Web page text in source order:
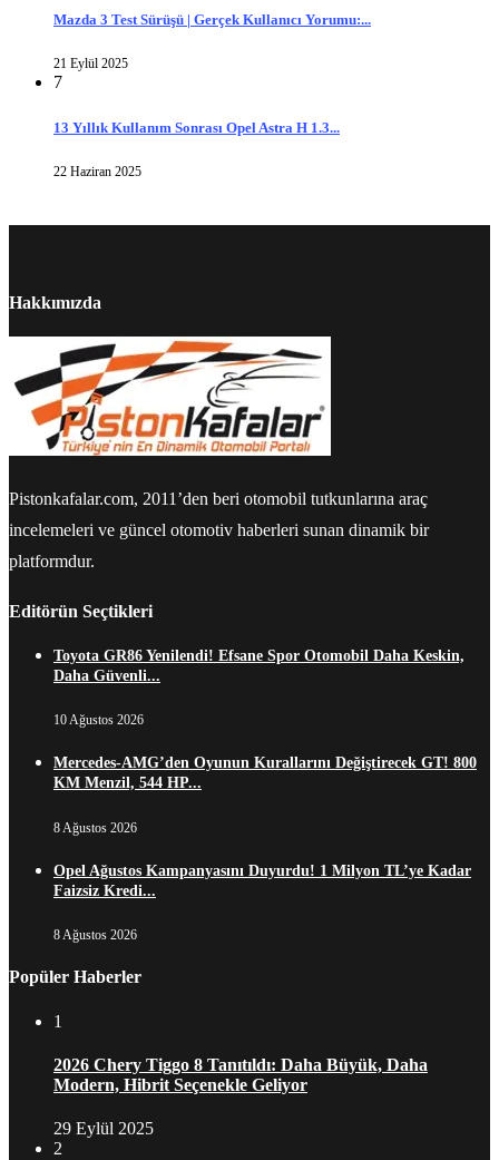
Mazda 3 Test Sürüşü | Gerçek Kullanıcı Yorumu:...
21 Eylül 2025
7
13 Yıllık Kullanım Sonrası Opel Astra H 1.3...
22 Haziran 2025
Hakkımızda
Pistonkafalar.com, 2011’den beri otomobil tutkunlarına araç
incelemeleri ve güncel otomotiv haberleri sunan dinamik bir
platformdur.
Editörün Seçtikleri
Toyota GR86 Yenilendi! Efsane Spor Otomobil Daha Keskin,
Daha Güvenli...
10 Ağustos 2026
Mercedes-AMG’den Oyunun Kurallarını Değiştirecek GT! 800
KM Menzil, 544 HP...
8 Ağustos 2026
Opel Ağustos Kampanyasını Duyurdu! 1 Milyon TL’ye Kadar
Faizsiz Kredi...
8 Ağustos 2026
Popüler Haberler
1
2026 Chery Tiggo 8 Tanıtıldı: Daha Büyük, Daha
Modern, Hibrit Seçenekle Geliyor
29 Eylül 2025
2